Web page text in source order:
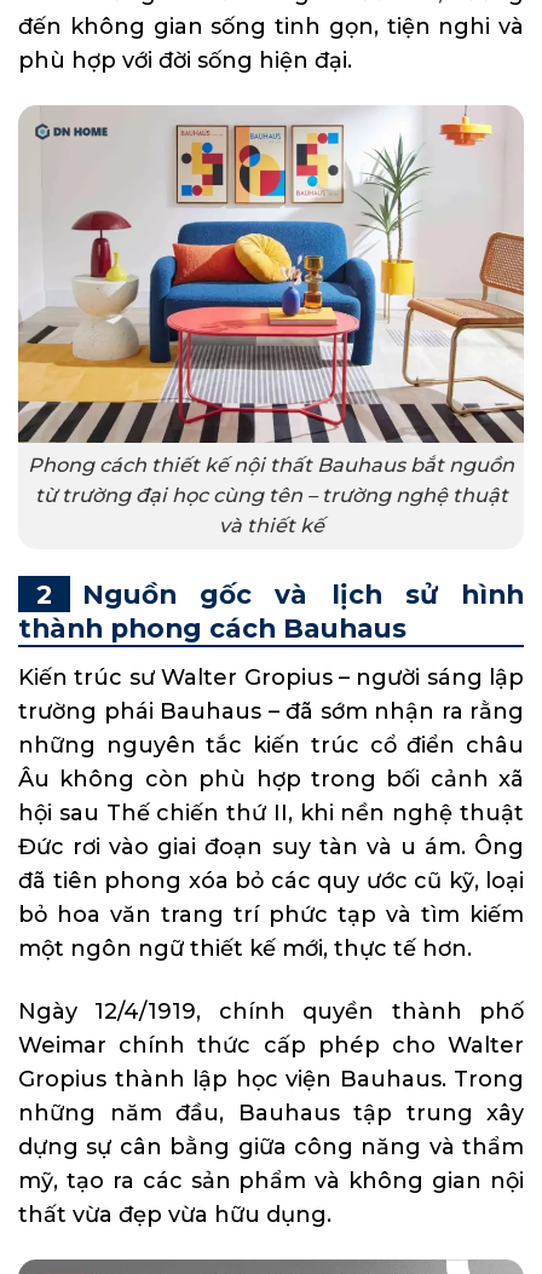
đến không gian sống tinh gọn, tiện nghi và
phù hợp với đời sống hiện đại.
Phong cách thiết kế nội thất Bauhaus bắt nguồn
từ trường đại học cùng tên – trường nghệ thuật
và thiết kế
Nguồn gốc và lịch sử hình
thành phong cách Bauhaus
Kiến trúc sư Walter Gropius – người sáng lập
trường phái Bauhaus – đã sớm nhận ra rằng
những nguyên tắc kiến trúc cổ điển châu
Âu không còn phù hợp trong bối cảnh xã
hội sau Thế chiến thứ II, khi nền nghệ thuật
Đức rơi vào giai đoạn suy tàn và u ám. Ông
đã tiên phong xóa bỏ các quy ước cũ kỹ, loại
bỏ hoa văn trang trí phức tạp và tìm kiếm
một ngôn ngữ thiết kế mới, thực tế hơn.
Ngày 12/4/1919, chính quyền thành phố
Weimar chính thức cấp phép cho Walter
Gropius thành lập học viện Bauhaus. Trong
những năm đầu, Bauhaus tập trung xây
dựng sự cân bằng giữa công năng và thẩm
mỹ, tạo ra các sản phẩm và không gian nội
thất vừa đẹp vừa hữu dụng.